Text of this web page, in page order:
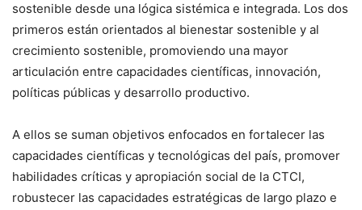
sostenible desde una lógica sistémica e integrada. Los dos
primeros están orientados al bienestar sostenible y al
crecimiento sostenible, promoviendo una mayor
articulación entre capacidades científicas, innovación,
políticas públicas y desarrollo productivo.
A ellos se suman objetivos enfocados en fortalecer las
capacidades científicas y tecnológicas del país, promover
habilidades críticas y apropiación social de la CTCI,
robustecer las capacidades estratégicas de largo plazo e